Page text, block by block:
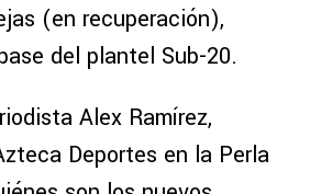
(en recuperación),
del plantel Sub-20.
Alex Ramírez,
Deportes en la Perla